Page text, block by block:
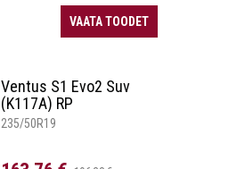
VAATA TOODET
Ventus S1 Evo2 Suv
(K117A) RP
235/50R19